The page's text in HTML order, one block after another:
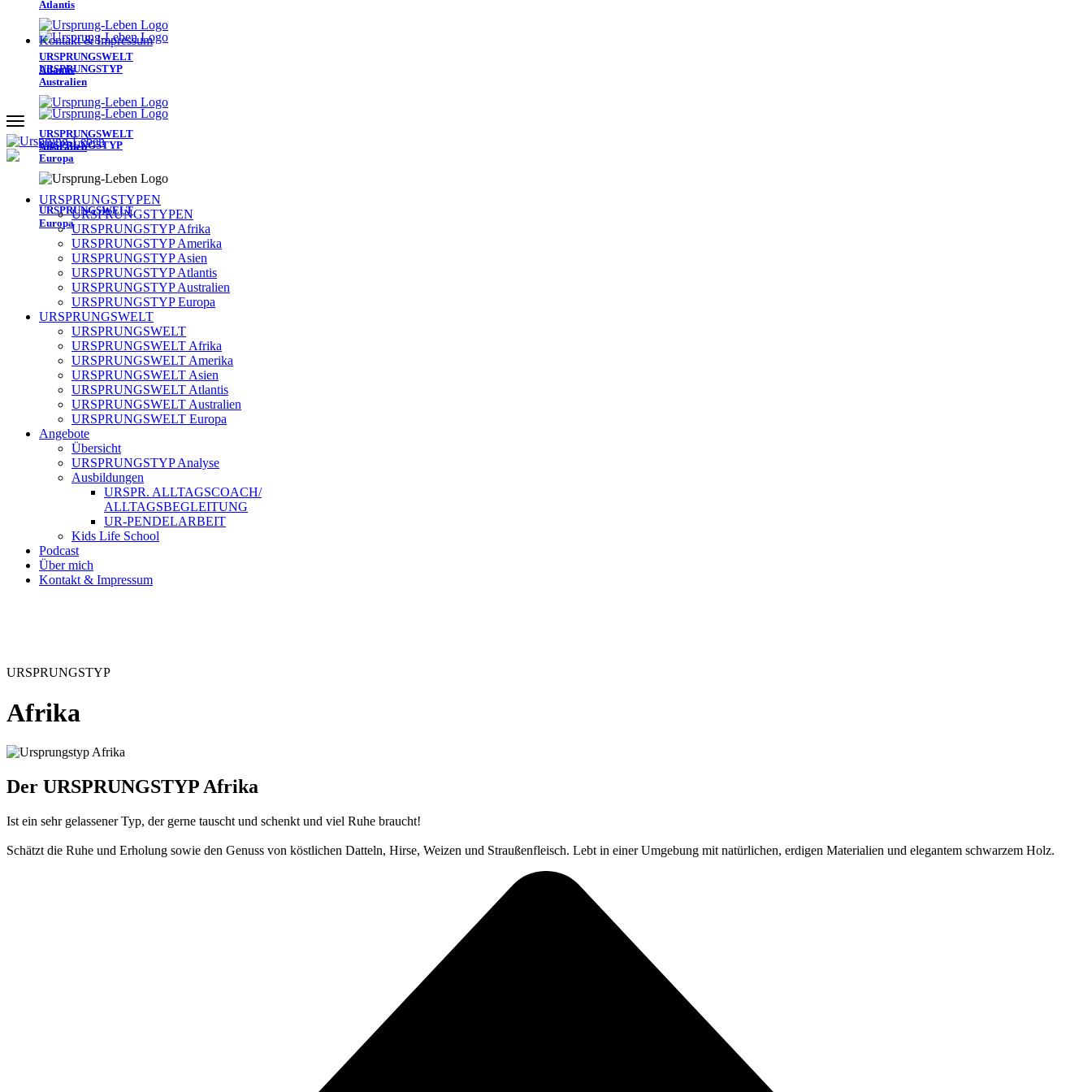
Atlantis
URSPRUNGSTYP
Australien
URSPRUNGSTYP
Europa
URSPRUNGSWELT
Atlantis
URSPRUNGSWELT
Australien
URSPRUNGSWELT
Europa
Kontakt & Impressum
URSPRUNGSTYPEN
URSPRUNGSTYPEN
URSPRUNGSTYP Afrika
URSPRUNGSTYP Amerika
URSPRUNGSTYP Asien
URSPRUNGSTYP Atlantis
URSPRUNGSTYP Australien
URSPRUNGSTYP Europa
URSPRUNGSWELT
URSPRUNGSWELT
URSPRUNGSWELT Afrika
URSPRUNGSWELT Amerika
URSPRUNGSWELT Asien
URSPRUNGSWELT Atlantis
URSPRUNGSWELT Australien
URSPRUNGSWELT Europa
Angebote
Übersicht
URSPRUNGSTYP Analyse
Ausbildungen
URSPR. ALLTAGSCOACH/
ALLTAGSBEGLEITUNG
UR-PENDELARBEIT
Kids Life School
Podcast
Über mich
Kontakt & Impressum
URSPRUNGSTYP
Afrika
Der URSPRUNGSTYP Afrika
Ist ein sehr gelassener Typ, der gerne tauscht und schenkt und viel Ruhe braucht!
Schätzt die Ruhe und Erholung sowie den Genuss von köstlichen Datteln, Hirse, Weizen und Straußenfleisch. Lebt in einer Umgebung mit natürlichen, erdigen Materialien und elegantem schwarzem Holz.